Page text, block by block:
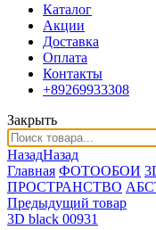
Каталог
Акции
Доставка
Оплата
Контакты
+89269933308
Закрыть
НазадНазад
Главная ФОТООБОИ
ПРОСТРАНСТВО
Предыдущий товар
3D black 00931